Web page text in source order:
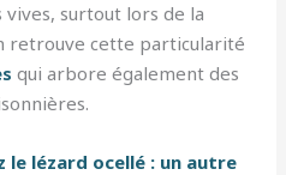
surtout lors de la
retrouve cette particularité
qui arbore également des
le lézard ocellé : un autre